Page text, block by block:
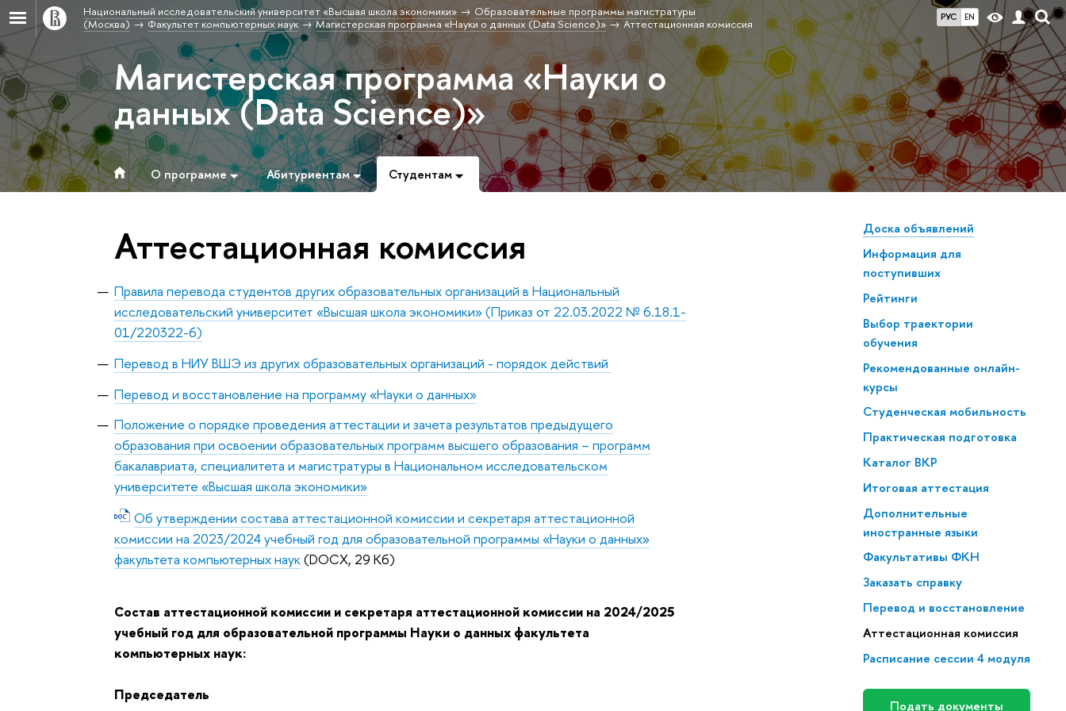
РУС EN
Национальный исследовательский университет «Высшая школа экономики»
Образовательные программы магистратуры
(Москва)
Факультет компьютерных наук Магистерская программа «Науки о данных (Data Science)» Аттестационная комиссия
Магистерская программа «Науки о
данных (Data Science)»
О программе Абитуриентам Студентам
Доска объявлений
Информация для
поступивших
Рейтинги
Выбор траектории
обучения
Рекомендованные онлайн-
курсы
Студенческая мобильность
Практическая подготовка
Каталог ВКР
Итоговая аттестация
Дополнительные
иностранные языки
Факультативы ФКН
Заказать справку
Перевод и восстановление
Аттестационная комиссия
Расписание сессии 4 модуля
Подать документы
Аттестационная комиссия
Правила перевода студентов других образовательных организаций в Национальный
исследовательский университет «Высшая школа экономики» (Приказ от 22.03.2022 № 6.18.1-
01/220322-6)
Перевод в НИУ ВШЭ из других образовательных организаций - порядок действий
Перевод и восстановление на программу «Науки о данных»
Положение о порядке проведения аттестации и зачета результатов предыдущего
образования при освоении образовательных программ высшего образования – программ
бакалавриата, специалитета и магистратуры в Национальном исследовательском
университете «Высшая школа экономики»
Об утверждении состава аттестационной комиссии и секретаря аттестационной
комиссии на 2023/2024 учебный год для образовательной программы «Науки о данных»
факультета компьютерных наук(DOCX, 29 Кб)
Состав аттестационной комиссии и секретаря аттестационной комиссии на 2024/2025
учебный год для образовательной программы Науки о данных факультета
компьютерных наук:
Председатель